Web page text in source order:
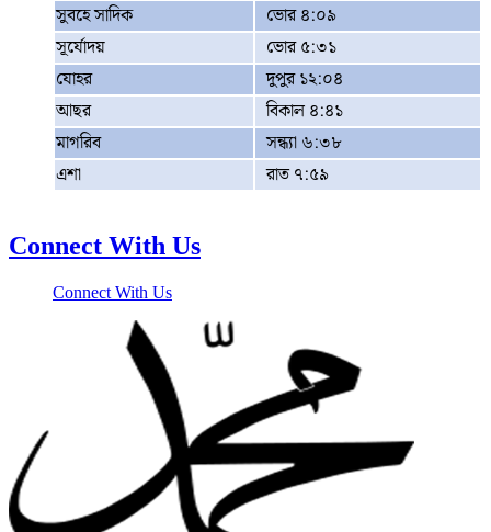
সুবহে সাদিক
ভোর ৪:০৯
সূর্যোদয়
ভোর ৫:৩১
যোহর
দুপুর ১২:০৪
আছর
বিকাল ৪:৪১
মাগরিব
সন্ধ্যা ৬:৩৮
এশা
রাত ৭:৫৯
Connect With Us
Connect With Us